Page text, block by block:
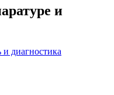
и
диагностика